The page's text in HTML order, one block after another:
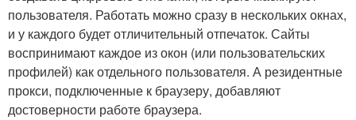
пользователя. Работать можно сразу в нескольких окнах,
и у каждого будет отличительный отпечаток. Сайты
воспринимают каждое из окон (или пользовательских
профилей) как отдельного пользователя. А резидентные
прокси, подключенные к браузеру, добавляют
достоверности работе браузера.